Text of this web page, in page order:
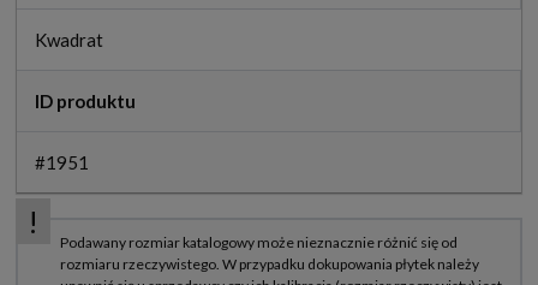
Kwadrat
ID produktu
#1951